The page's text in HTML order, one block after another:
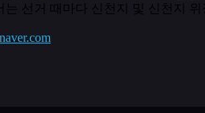
는 선거 때마다 신천지 및 신천지